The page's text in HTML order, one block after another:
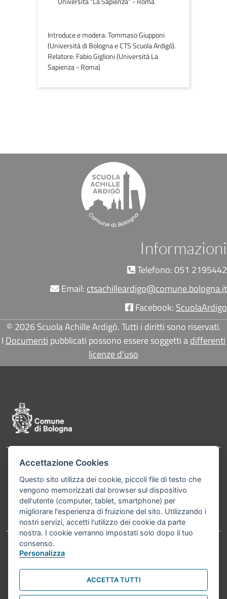
Introduce e modera: Tommaso Giupponi
(Università di Bologna e CTS Scuola Ardigò).
Relatore: Fabio Giglioni (Università La
Sapienza - Roma)
Informazioni
Telefono: 051 2195442
Email: ctsachilleardigo@comune.bologna.it
Facebook: ScuolaArdigo
© 2026 Scuola Achille Ardigò. Tutti i diritti sono riservati.
I Documenti pubblicati possono essere soggetti adifferenti
licenze d'uso
Contatti
Bologna P.Iva 01232710374 Cod. IBAN: IT 88 R
02008 02435 000020067156
Telefono:051203040
Accessibilità Carta dei valori
Informativa sul trattamento dei dati personali Note legali
© Comune di Bologna 2026. Tutti i diritti riservati.
Accettazione Cookies
Questo sito utilizza dei cookie, piccoli file di testo che
vengono memorizzati dal browser sul dispositivo
dell'utente (computer, tablet, smartphone) per
migliorare l'esperienza di fruizione del sito. Utilizzando i
nostri servizi, accetti l'utilizzo dei cookie da parte
nostra. I cookie verranno impostati solo dopo il tuo
consenso.
Personalizza
ACCETTA TUTTI